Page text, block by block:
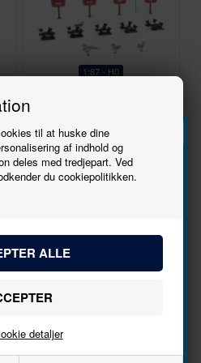
til at huske dine
af indhold og
deles med tredjepart. Ved
du cookiepolitikken.
detaljer
1:87 - H0
Quayside set modern
81,00DKK
Nyhed
når der kommer nye